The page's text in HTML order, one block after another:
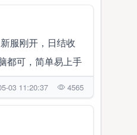
服刚开，日结收
都可，简单易上手
03 11:20:37 4565